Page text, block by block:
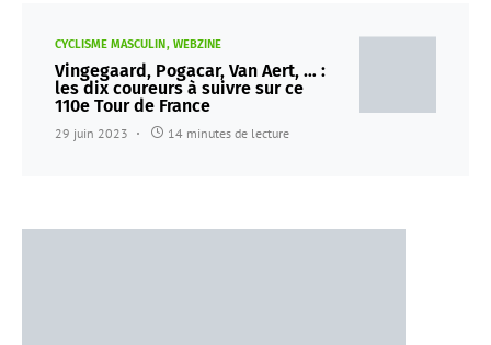
CYCLISME MASCULIN WEBZINE
Vingegaard, Pogacar, Van Aert, … :
les dix coureurs à suivre sur ce
110e Tour de France
29 juin 2023 14 minutes de lecture